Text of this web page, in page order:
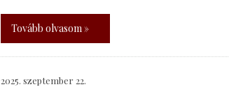
Tovább olvasom »
2025. szeptember 22.